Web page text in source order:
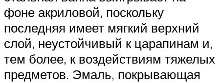
фоне акриловой, поскольку
последняя имеет мягкий верхний
слой, неустойчивый к царапинам и,
тем более, к воздействиям тяжелых
предметов. Эмаль, покрывающая